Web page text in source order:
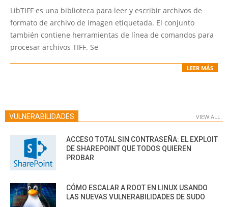
10-
29
LibTIFF es una biblioteca para leer y escribir archivos de
formato de archivo de imagen etiquetada. El conjunto
también contiene herramientas de línea de comandos para
procesar archivos TIFF. Se
LEER MÁS
VULNERABILIDADES VIEW ALL
ACCESO TOTAL SIN CONTRASEÑA: EL EXPLOIT
DE SHAREPOINT QUE TODOS QUIEREN
PROBAR
CÓMO ESCALAR A ROOT EN LINUX USANDO
LAS NUEVAS VULNERABILIDADES DE SUDO